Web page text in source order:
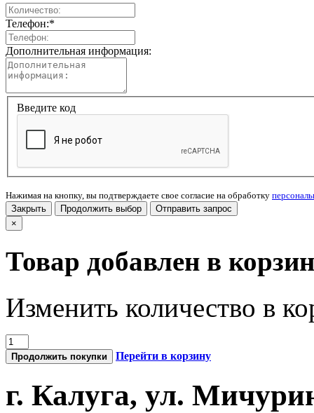
Телефон:*
Дополнительная информация:
Введите код
Нажимая на кнопку, вы подтверждаете свое согласие на обработку
Закрыть
Продолжить выбор
Отправить запрос
×
Товар добавлен в
Изменить количество в
Продолжить покупки Перейти в корзину
г. Калуга, ул.